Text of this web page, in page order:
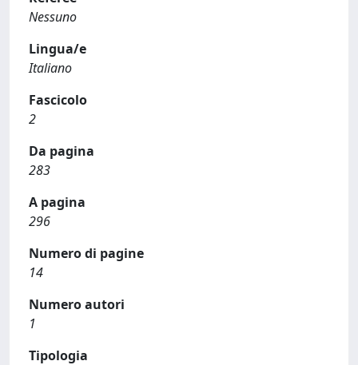
Nessuno
Lingua/e
Italiano
Fascicolo
2
Da pagina
283
A pagina
296
Numero di pagine
14
Numero autori
1
Tipologia